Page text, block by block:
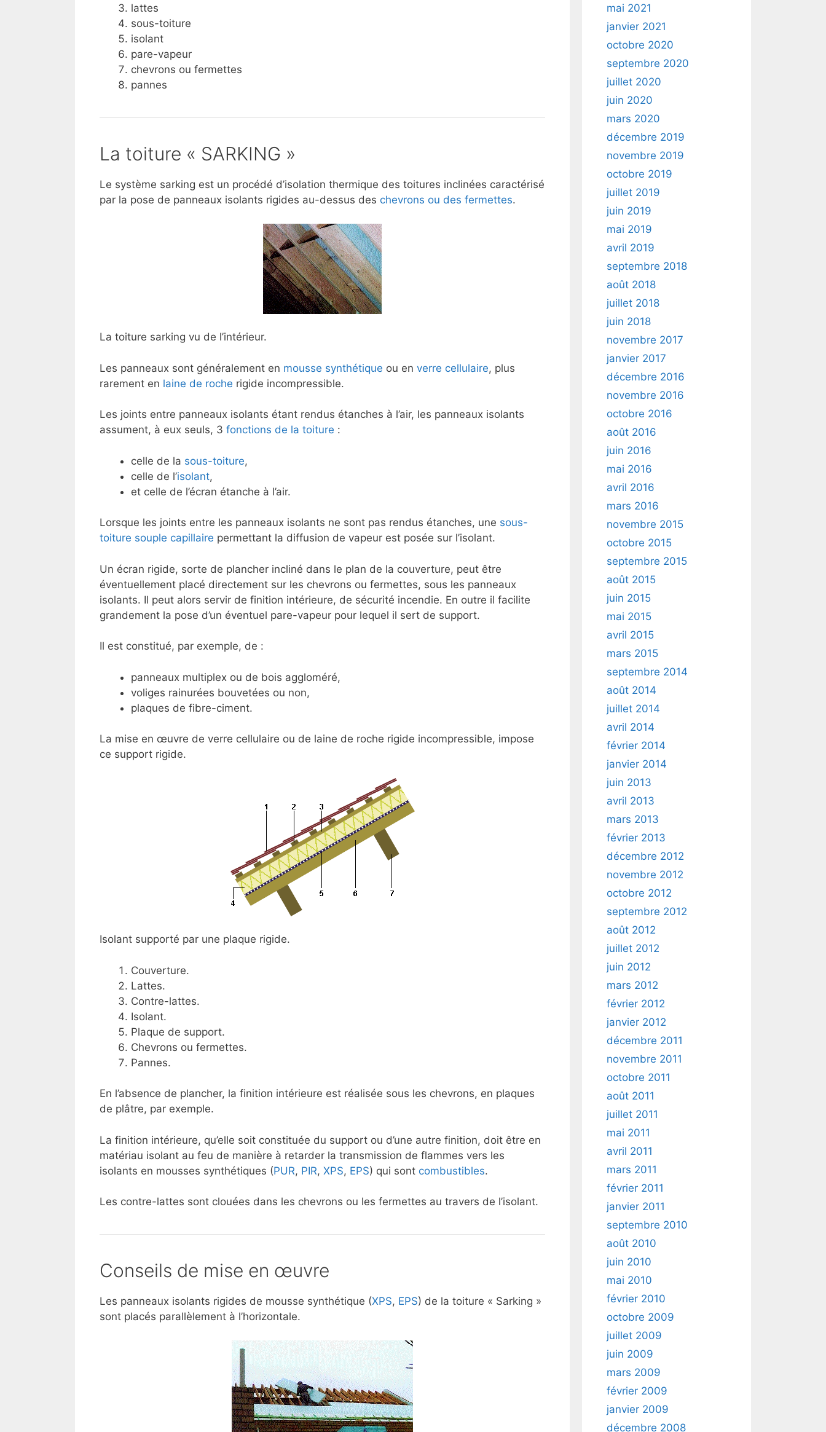
lattes
sous-toiture
isolant
pare-vapeur
chevrons ou fermettes
pannes
La toiture « SARKING »
Le système sarking est un procédé d’isolation thermique des toitures inclinées caractérisé
par la pose de panneaux isolants rigides au-dessus des chevrons ou des fermettes.
La toiture sarking vu de l’intérieur.
Les panneaux sont généralement en mousse synthétique ou en verre cellulaire, plus
rarement en laine de roche rigide incompressible.
Les joints entre panneaux isolants étant rendus étanches à l’air, les panneaux isolants
assument, à eux seuls, 3 fonctions de la toiture :
celle de la sous-toiture,
celle de l’isolant,
et celle de l’écran étanche à l’air.
Lorsque les joints entre les panneaux isolants ne sont pas rendus étanches, une sous-
toiture souple capillaire permettant la diffusion de vapeur est posée sur l’isolant.
Un écran rigide, sorte de plancher incliné dans le plan de la couverture, peut être
éventuellement placé directement sur les chevrons ou fermettes, sous les panneaux
isolants. Il peut alors servir de finition intérieure, de sécurité incendie. En outre il facilite
grandement la pose d’un éventuel pare-vapeur pour lequel il sert de support.
Il est constitué, par exemple, de :
panneaux multiplex ou de bois aggloméré,
voliges rainurées bouvetées ou non,
plaques de fibre-ciment.
La mise en œuvre de verre cellulaire ou de laine de roche rigide incompressible, impose
ce support rigide.
Isolant supporté par une plaque rigide.
Couverture.
Lattes.
Contre-lattes.
Isolant.
Plaque de support.
Chevrons ou fermettes.
Pannes.
En l’absence de plancher, la finition intérieure est réalisée sous les chevrons, en plaques
de plâtre, par exemple.
La finition intérieure, qu’elle soit constituée du support ou d’une autre finition, doit être en
matériau isolant au feu de manière à retarder la transmission de flammes vers les
isolants en mousses synthétiques (PUR, PIR, XPS, EPS) qui sont combustibles.
Les contre-lattes sont clouées dans les chevrons ou les fermettes au travers de l’isolant.
Conseils de mise en œuvre
Les panneaux isolants rigides de mousse synthétique (XPS, EPS) de la toiture « Sarking »
sont placés parallèlement à l’horizontale.
mai 2021
janvier 2021
octobre 2020
septembre 2020
juillet 2020
juin 2020
mars 2020
décembre 2019
novembre 2019
octobre 2019
juillet 2019
juin 2019
mai 2019
avril 2019
septembre 2018
août 2018
juillet 2018
juin 2018
novembre 2017
janvier 2017
décembre 2016
novembre 2016
octobre 2016
août 2016
juin 2016
mai 2016
avril 2016
mars 2016
novembre 2015
octobre 2015
septembre 2015
août 2015
juin 2015
mai 2015
avril 2015
mars 2015
septembre 2014
août 2014
juillet 2014
avril 2014
février 2014
janvier 2014
juin 2013
avril 2013
mars 2013
février 2013
décembre 2012
novembre 2012
octobre 2012
septembre 2012
août 2012
juillet 2012
juin 2012
mars 2012
février 2012
janvier 2012
décembre 2011
novembre 2011
octobre 2011
août 2011
juillet 2011
mai 2011
avril 2011
mars 2011
février 2011
janvier 2011
septembre 2010
août 2010
juin 2010
mai 2010
février 2010
octobre 2009
juillet 2009
juin 2009
mars 2009
février 2009
janvier 2009
décembre 2008